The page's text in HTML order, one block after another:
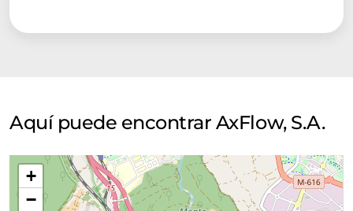
Aquí puede encontrar AxFlow, S.A.
+
−